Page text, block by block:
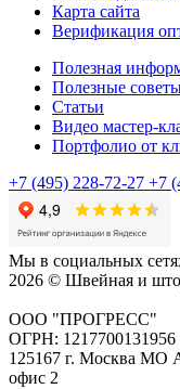
Карта сайта
Верификация
Полезная
Полезные
Статьи
Видео мастер-
Портфолио от
+7 (495) 228-72-27 +7
Мы в социальных
2026 © Швейная и
ООО "ПРОГРЕСС"
ОГРН: 1217700131956
125167 г. Москва МО
офис 2